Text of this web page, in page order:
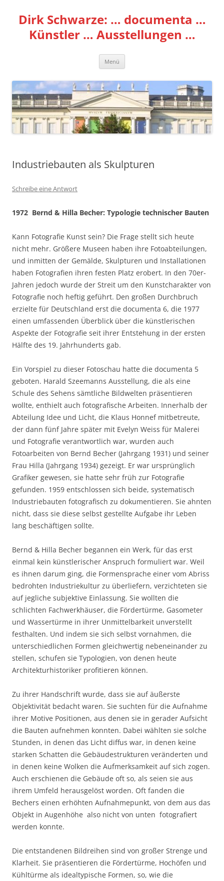
springen
Dirk Schwarze: … documenta …
Künstler … Ausstellungen …
Menü
Industriebauten als Skulpturen
Schreibe eine Antwort
1972  Bernd & Hilla Becher: Typologie technischer Bauten
Kann Fotografie Kunst sein? Die Frage stellt sich heute
nicht mehr. Größere Museen haben ihre Fotoabteilungen,
und inmitten der Gemälde, Skulpturen und Installationen
haben Fotografien ihren festen Platz erobert. In den 70er-
Jahren jedoch wurde der Streit um den Kunstcharakter von
Fotografie noch heftig geführt. Den großen Durchbruch
erzielte für Deutschland erst die documenta 6, die 1977
einen umfassenden Überblick über die künstlerischen
Aspekte der Fotografie seit ihrer Entstehung in der ersten
Hälfte des 19. Jahrhunderts gab.
Ein Vorspiel zu dieser Fotoschau hatte die documenta 5
geboten. Harald Szeemanns Ausstellung, die als eine
Schule des Sehens sämtliche Bildwelten präsentieren
wollte, enthielt auch fotografische Arbeiten. Innerhalb der
Abteilung Idee und Licht, die Klaus Honnef mitbetreute,
der dann fünf Jahre später mit Evelyn Weiss für Malerei
und Fotografie verantwortlich war, wurden auch
Fotoarbeiten von Bernd Becher (Jahrgang 1931) und seiner
Frau Hilla (Jahrgang 1934) gezeigt. Er war ursprünglich
Grafiker gewesen, sie hatte sehr früh zur Fotografie
gefunden. 1959 entschlossen sich beide, systematisch
Industriebauten fotografisch zu dokumentieren. Sie ahnten
nicht, dass sie diese selbst gestellte Aufgabe ihr Leben
lang beschäftigen sollte.
Bernd & Hilla Becher begannen ein Werk, für das erst
einmal kein künstlerischer Anspruch formuliert war. Weil
es ihnen darum ging, die Formensprache einer vom Abriss
bedrohten Industriekultur zu überliefern, verzichteten sie
auf jegliche subjektive Einlassung. Sie wollten die
schlichten Fachwerkhäuser, die Fördertürme, Gasometer
und Wassertürme in ihrer Unmittelbarkeit unverstellt
festhalten. Und indem sie sich selbst vornahmen, die
unterschiedlichen Formen gleichwertig nebeneinander zu
stellen, schufen sie Typologien, von denen heute
Architekturhistoriker profitieren können.
Zu ihrer Handschrift wurde, dass sie auf äußerste
Objektivität bedacht waren. Sie suchten für die Aufnahme
ihrer Motive Positionen, aus denen sie in gerader Aufsicht
die Bauten aufnehmen konnten. Dabei wählten sie solche
Stunden, in denen das Licht diffus war, in denen keine
starken Schatten die Gebäudestrukturen veränderten und
in denen keine Wolken die Aufmerksamkeit auf sich zogen.
Auch erschienen die Gebäude oft so, als seien sie aus
ihrem Umfeld herausgelöst worden. Oft fanden die
Bechers einen erhöhten Aufnahmepunkt, von dem aus das
Objekt in Augenhöhe  also nicht von unten  fotografiert
werden konnte.
Die entstandenen Bildreihen sind von großer Strenge und
Klarheit. Sie präsentieren die Fördertürme, Hochöfen und
Kühltürme als idealtypische Formen, so, wie die